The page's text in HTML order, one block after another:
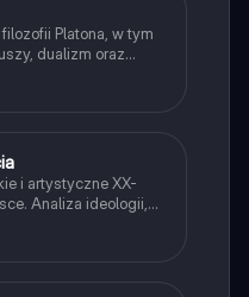
Platona, w tym
dualizm oraz
takie jak
idealnego
i artystyczne XX-
Analiza ideologii,
na
Przybosia i